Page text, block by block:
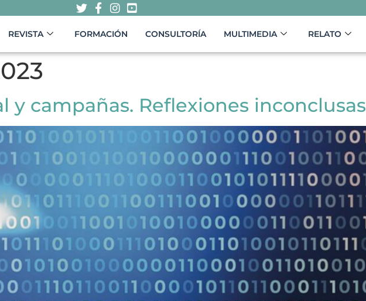
REVISTA FORMACIÓN CONSULTORÍA MULTIMEDIA RELATO
y campañas. Reflexiones inconclusas